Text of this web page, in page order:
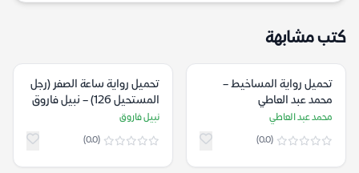
كتب مشابهة
تحميل رواية المساخيط –
محمد عبد العاطي
محمد عبد العاطي
(0.0)
تحميل رواية ساعة الصفر (رجل
المستحيل 126) – نبيل فاروق
نبيل فاروق
(0.0)